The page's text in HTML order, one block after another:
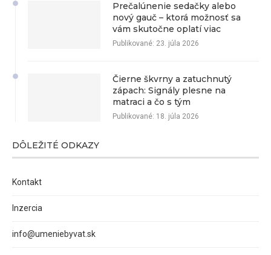
Prečalúnenie sedačky alebo
nový gauč – ktorá možnosť sa
vám skutočne oplatí viac
Publikované: 23. júla 2026
Čierne škvrny a zatuchnutý
zápach: Signály plesne na
matraci a čo s tým
Publikované: 18. júla 2026
DÔLEŽITÉ ODKAZY
Kontakt
Inzercia
info@umeniebyvat.sk